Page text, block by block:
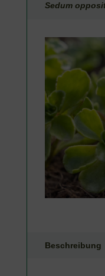
Sedum
Beschreibung